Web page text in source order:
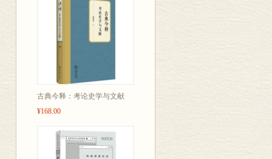
古典今释：考论史学与文献
¥168.00